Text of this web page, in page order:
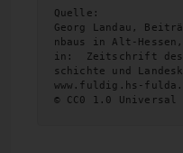
Quelle:
Georg Landau,
nbaus in Alt-Hessen,
in:  Zeitschrift des
schichte und
www.fuldig.hs-
© CC0 1.0 Universal